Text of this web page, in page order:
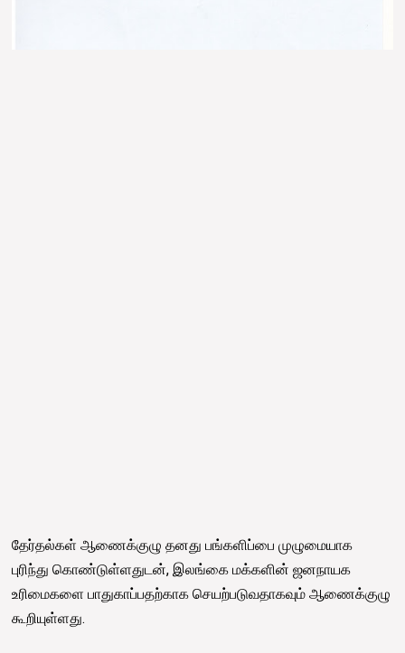
தேர்தல்கள் ஆணைக்குழு தனது பங்களிப்பை முழுமையாக
புரிந்து கொண்டுள்ளதுடன், இலங்கை மக்களின் ஜனநாயக
உரிமைகளை பாதுகாப்பதற்காக செயற்படுவதாகவும் ஆணைக்குழு
கூறியுள்ளது.